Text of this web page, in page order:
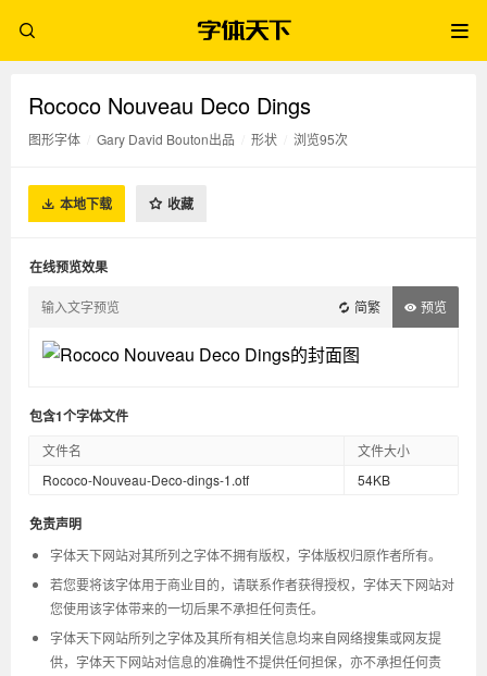
Rococo Nouveau Deco Dings
图形字体 Gary David Bouton出品 形状 浏览95次
本地下载 收藏
在线预览效果
简繁 预览
包含1个字体文件
文件名
文件大小
Rococo-Nouveau-Deco-dings-1.otf
54KB
免责声明
字体天下网站对其所列之字体不拥有版权，字体版权归原作者所有。
若您要将该字体用于商业目的，请联系作者获得授权，字体天下网站对
您使用该字体带来的一切后果不承担任何责任。
字体天下网站所列之字体及其所有相关信息均来自网络搜集或网友提
供，字体天下网站对信息的准确性不提供任何担保，亦不承担任何责